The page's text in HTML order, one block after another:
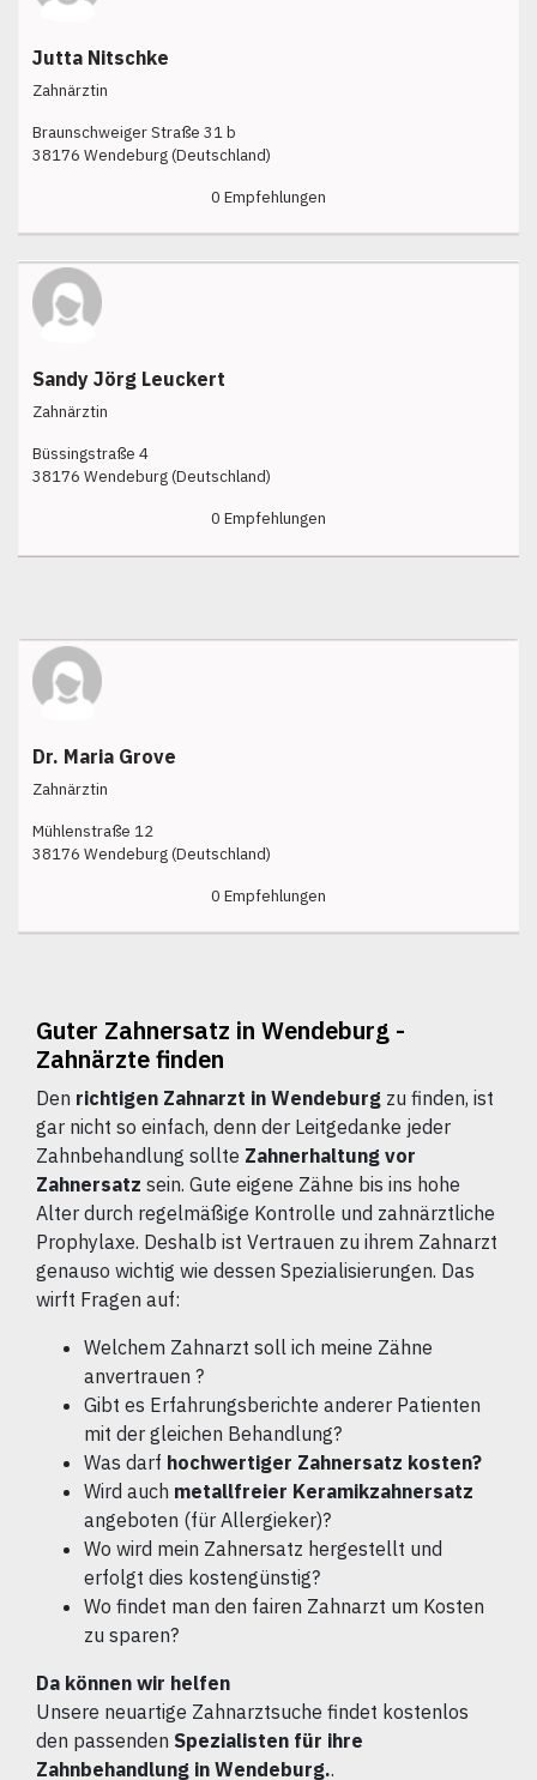
Jutta Nitschke
Zahnärztin
Braunschweiger Straße 31 b
38176 Wendeburg (Deutschland)
0 Empfehlungen
Sandy Jörg Leuckert
Zahnärztin
Büssingstraße 4
38176 Wendeburg (Deutschland)
0 Empfehlungen
Dr. Maria Grove
Zahnärztin
Mühlenstraße 12
38176 Wendeburg (Deutschland)
0 Empfehlungen
Guter Zahnersatz in Wendeburg -
Zahnärzte finden
Den richtigen Zahnarzt in Wendeburg zu finden, ist
gar nicht so einfach, denn der Leitgedanke jeder
Zahnbehandlung sollte Zahnerhaltung vor
Zahnersatz sein. Gute eigene Zähne bis ins hohe
Alter durch regelmäßige Kontrolle und zahnärztliche
Prophylaxe. Deshalb ist Vertrauen zu ihrem Zahnarzt
genauso wichtig wie dessen Spezialisierungen. Das
wirft Fragen auf:
Welchem Zahnarzt soll ich meine Zähne
anvertrauen ?
Gibt es Erfahrungsberichte anderer Patienten
mit der gleichen Behandlung?
Was darf hochwertiger Zahnersatz kosten?
Wird auch metallfreier Keramikzahnersatz
angeboten (für Allergieker)?
Wo wird mein Zahnersatz hergestellt und
erfolgt dies kostengünstig?
Wo findet man den fairen Zahnarzt um Kosten
zu sparen?
Da können wir helfen
Unsere neuartige Zahnarztsuche findet kostenlos
den passenden Spezialisten für ihre
Zahnbehandlung in Wendeburg..